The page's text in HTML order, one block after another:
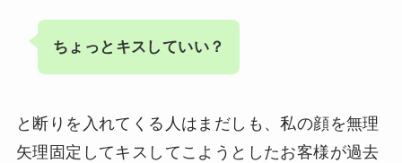
ちょっとキスしていい？
と断りを入れてくる人はまだしも、私の顔を無理
矢理固定してキスしてこようとしたお客様が過去